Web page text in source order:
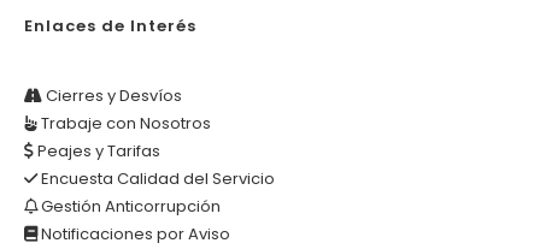
Enlaces de Interés
Cierres y Desvíos
Trabaje con Nosotros
Peajes y Tarifas
Encuesta Calidad del Servicio
Gestión Anticorrupción
Notificaciones por Aviso